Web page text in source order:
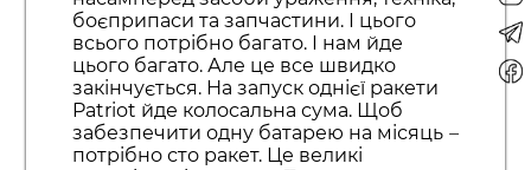
боєприпаси та запчастини. І цього
всього потрібно багато. І нам йде
цього багато. Але це все швидко
закінчується. На запуск однієї ракети
Patriot йде колосальна сума. Щоб
забезпечити одну батарею на місяць –
потрібно сто ракет. Це великі